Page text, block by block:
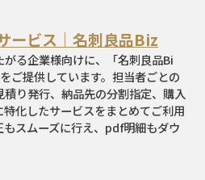
ービス｜名刺良品Biz
る企業様向けに、「名刺良品Bi
ご提供しています。担当者ごとの
り発行、納品先の分割指定、購入
化したサービスをまとめてご利用
スムーズに行え、pdf明細もダウ